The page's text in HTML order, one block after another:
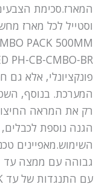
המארז.סכימת
PACK 500MM
פונקציונלי, אלא גם
המערכת. בנוסף,
רק את המראה
הגנה נוספת
השימוש.מאפיינים